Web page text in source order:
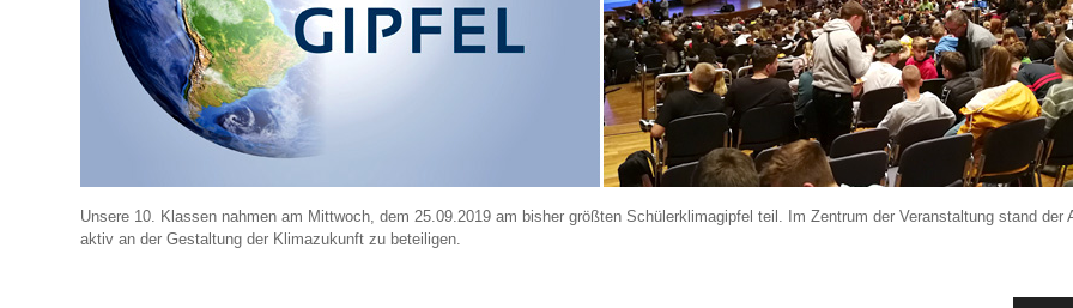
Unsere 10. Klassen nahmen am Mittwoch, dem 25.09.2019 am bisher größten Schülerklimagipfel teil. Im Zentrum der Veranstaltung stand der
aktiv an der Gestaltung der Klimazukunft zu beteiligen.